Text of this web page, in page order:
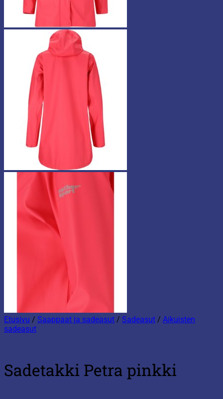
Etusivu / Saappaat ja sadeasut / Sadeasut / Aikuisten
sadeasut
Sadetakki Petra pinkki